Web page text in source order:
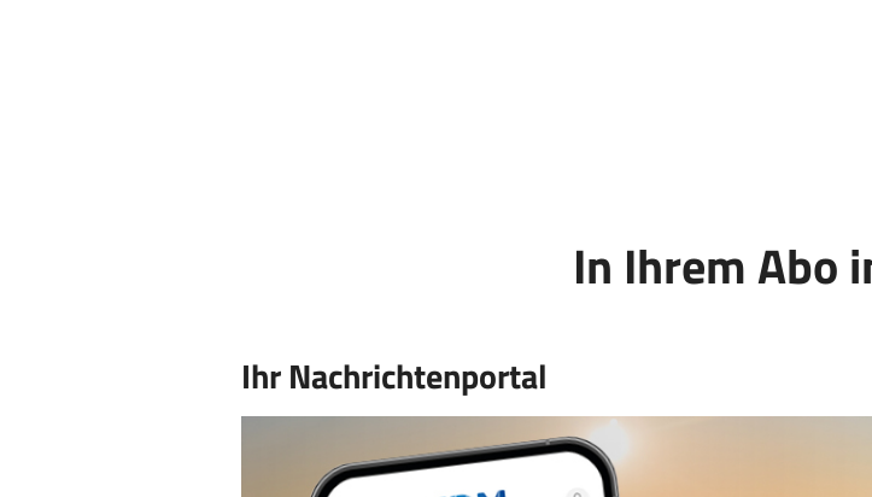
In Ihrem Abo
Ihr Nachrichtenportal